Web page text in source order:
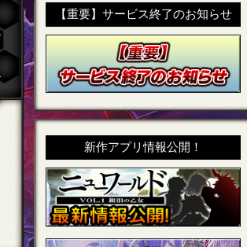
【重要】サービス終了のお知らせ
新作アプリ情報公開！